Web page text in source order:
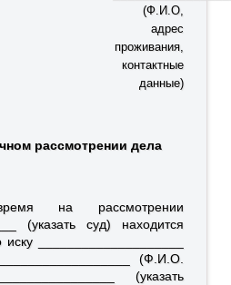
(Ф.И.О,
адрес
проживания,
контактные
данные)
рассмотрении дела
на рассмотрении
(указать суд) находится
____________________
(Ф.И.О.
(указать